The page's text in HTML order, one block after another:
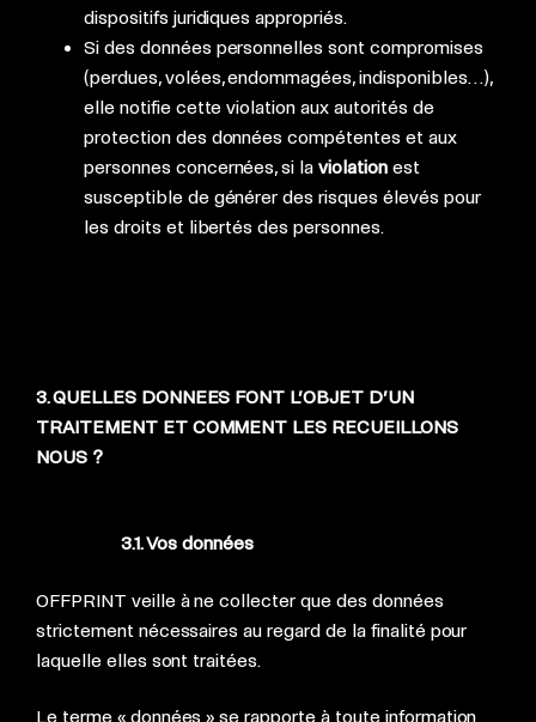
dispositifs juridiques appropriés.
Si des données personnelles sont compromises
(perdues, volées, endommagées, indisponibles…),
elle notifie cette violation aux autorités de
protection des données compétentes et aux
personnes concernées, si laviolationest
susceptible de générer des risques élevés pour
les droits et libertés des personnes.
3. QUELLES DONNEES FONT L’OBJET D’UN
TRAITEMENT ET COMMENT LES RECUEILLONS
NOUS ?
3.1. Vos données
OFFPRINT veille à ne collecter que des données
strictement nécessaires au regard de la finalité pour
laquelle elles sont traitées.
Le terme « données » se rapporte à toute information